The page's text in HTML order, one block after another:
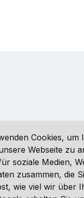
zzgl.
Cookies,
Webseite zu
soziale Medien,
zusammen, die
wie viel wir